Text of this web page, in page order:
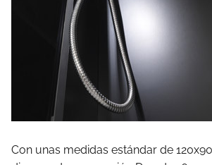
Con unas medidas estándar de